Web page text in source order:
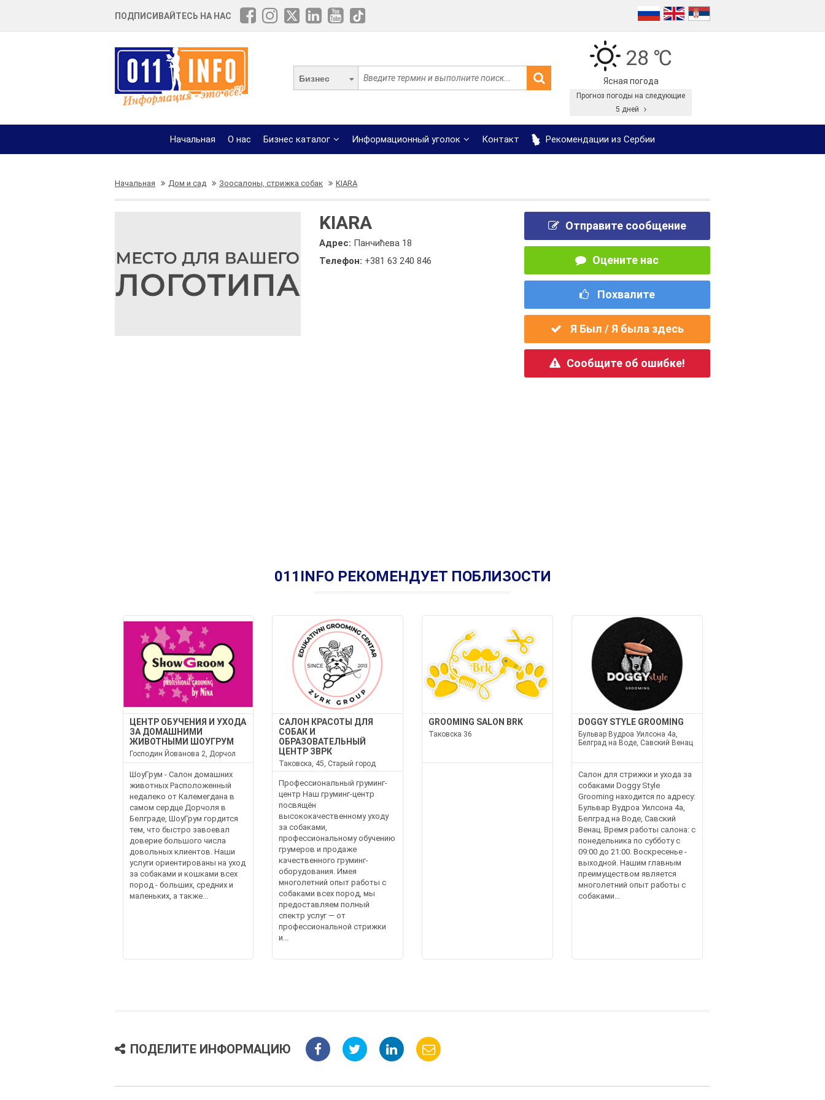
ПОДПИСИВАЙТЕСЬ НА НАС
Бизнес
28 ℃
Ясная погода
Прогноз погоды на следующие
5 дней
Начальная О нас Бизнес каталог Информационный уголок Контакт Рекомендации из Сербии
Начальная Дом и сад Зоосалоны, стрижка собак KIARA
KIARA
Адрес: Панчићева 18
Телефон: +381 63 240 846
Отправите сообщение
Оцените нас
Похвалите
Я Был / Я была здесь
Сообщите об ошибке!
011INFO РЕКОМЕНДУЕТ ПОБЛИЗОСТИ
ЦЕНТР ОБУЧЕНИЯ И УХОДА
ЗА ДОМАШНИМИ
ЖИВОТНЫМИ ШОУГРУМ
Господин Йованова 2, Дорчол
ШоуГрум - Салон домашних
животных Расположенный
недалеко от Калемегдана в
самом сердце Дорчоля в
Белграде, ШоуГрум гордится
тем, что быстро завоевал
доверие большого числа
довольных клиентов. Наши
услуги ориентированы на уход
за собаками и кошками всех
пород - больших, средних и
маленьких, а также...
САЛОН КРАСОТЫ ДЛЯ
СОБАК И
ОБРАЗОВАТЕЛЬНЫЙ
ЦЕНТР ЗВРК
Таковска, 45, Старый город
Профессиональный груминг-
центр Наш груминг-центр
посвящён
высококачественному уходу
за собаками,
профессиональному обучению
грумеров и продаже
качественного груминг-
оборудования. Имея
многолетний опыт работы с
собаками всех пород, мы
предоставляем полный
спектр услуг — от
профессиональной стрижки
и...
GROOMING SALON BRK
Таковска 36
DOGGY STYLE GROOMING
Бульвар Вудроа Уилсона 4а,
Белград на Воде, Савский Венац
Салон для стрижки и ухода за
собаками Doggy Style
Grooming находится по адресу:
Бульвар Вудроа Уилсона 4а,
Белград на Воде, Савский
Венац. Время работы салона: с
понедельника по субботу с
09:00 до 21:00. Воскресенье -
выходной. Нашим главным
преимуществом является
многолетний опыт работы с
собаками...
ПОДЕЛИТЕ ИНФОРМАЦИЮ